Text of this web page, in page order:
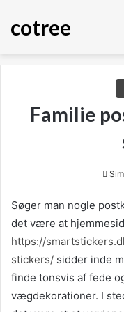
cotree
Familie
Søger man nogle
det være at
https://
stickers/ sidder inde
finde tonsvis af fede
vægdekorationer. I